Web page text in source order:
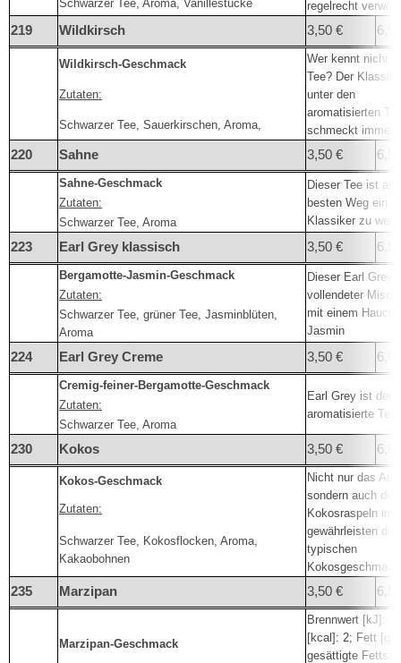
regelrecht
Schwarzer Tee, Aroma, Vanillestücke
219 Wildkirsch 3,50 €
Wildkirsch-Geschmack
Wer kennt nicht
Tee? Der
unter den
aromatisierten
schmeckt immer
Zutaten:
Schwarzer Tee, Sauerkirschen, Aroma,
220 Sahne 3,50 €
Sahne-Geschmack
Dieser Tee ist
besten Weg ein
Klassiker zu
Zutaten:
Schwarzer Tee, Aroma
223 Earl Grey klassisch 3,50 €
Bergamotte-Jasmin-Geschmack
Dieser Earl Grey
vollendeter
mit einem Hauch
Jasmin
Zutaten:
Schwarzer Tee, grüner Tee, Jasminblüten,
Aroma
224 Earl Grey Creme 3,50 €
Cremig-feiner-Bergamotte-Geschmack
Earl Grey ist der
aromatisierte Tee
Zutaten:
Schwarzer Tee, Aroma
230 Kokos 3,50 €
Kokos-Geschmack
Nicht nur das
sondern auch die
Kokosraspeln im
gewährleisten den
typischen
Kokosgeschmack
Zutaten:
Schwarzer Tee, Kokosflocken, Aroma,
Kakaobohnen
235 Marzipan 3,50 €
Marzipan-Geschmack
Brennwert [kJ]:
[kcal]: 2; Fett [g]:
gesättigte